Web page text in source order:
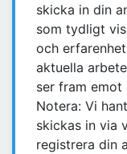
skicka in din
som tydligt
och
aktuella
ser fram
Notera: Vi
skickas in via
registrera din